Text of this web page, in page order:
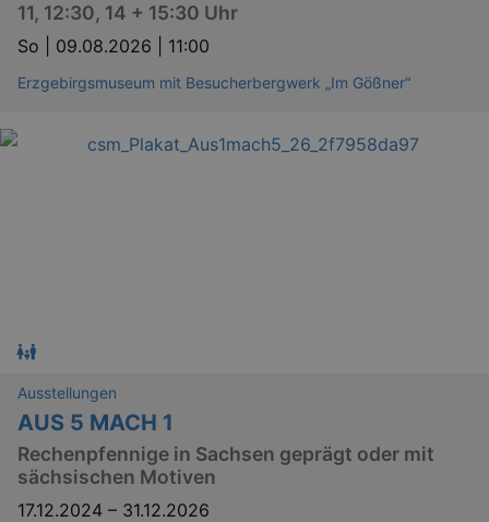
11, 12:30, 14 + 15:30 Uhr
So | 09.08.2026 | 11:00
Erzgebirgsmuseum mit Besucherbergwerk „Im Gößner“
Ausstellungen
AUS 5 MACH 1
Rechenpfennige in Sachsen geprägt oder mit
sächsischen Motiven
17.12.2024 – 31.12.2026